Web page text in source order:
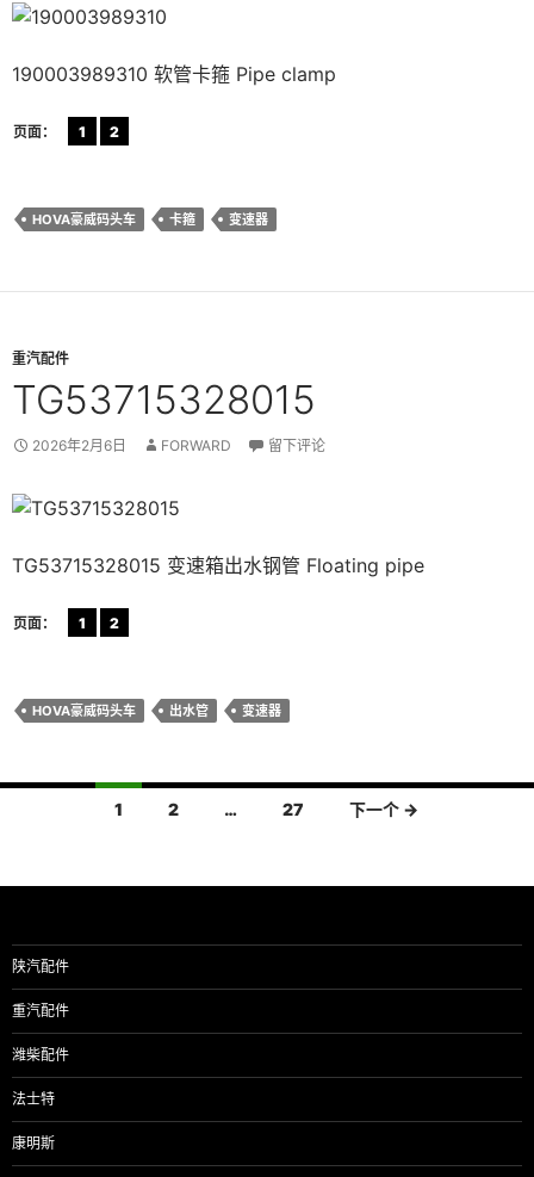
190003989310 软管卡箍 Pipe clamp
页面： 1 2
HOVA豪威码头车 卡箍 变速器
重汽配件
TG53715328015
2026年2月6日 FORWARD 留下评论
TG53715328015 变速箱出水钢管 Floating pipe
页面： 1 2
HOVA豪威码头车 出水管 变速器
导
1 2 … 27 下一个 →
陕汽配件
重汽配件
潍柴配件
法士特
康明斯